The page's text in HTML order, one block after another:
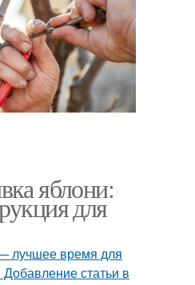
яблони:
для